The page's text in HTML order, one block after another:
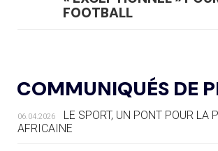
FOOTBALL
LE RÊVE DE VOIR LA
AUX JO « N'EST PAS
05.08 — TIR À L'ARC
DES MONDIAUX À
COMMUNIQUÉS DE
06.04.2026
LE SPORT, UN PONT POUR LA
AFRICAINE